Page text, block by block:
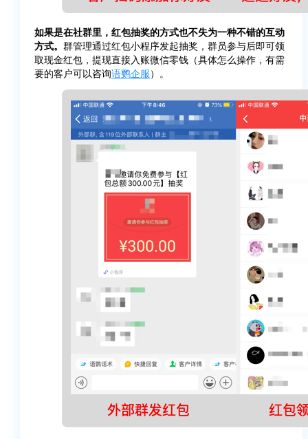
如果是在社群里，红包抽奖的方式也不失为一种不错的互动
方式。 群管理通过红包小程序发起抽奖，群员参与后即可领
取现金红包，提现直接入账微信零钱（具体怎么操作，有需
要的客户可以咨询语鹦企服）。